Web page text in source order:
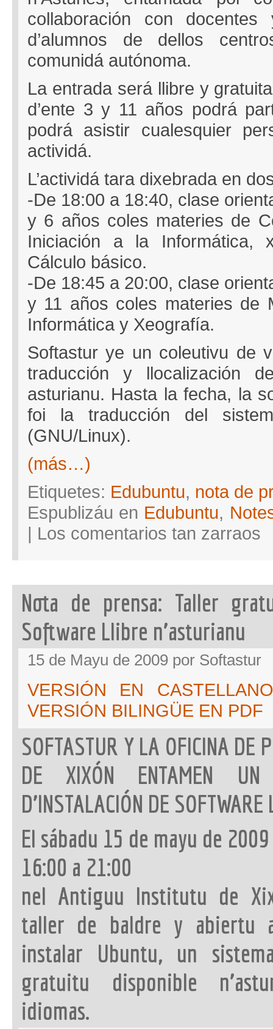
collaboración con
d’alumnos de dellos
comunidá autónoma.
La entrada será llibre y
d’ente 3 y 11 años podrá
podrá asistir cualesquier
actividá.
L’actividá tara dixebrada en
-De 18:00 a 18:40, clase
y 6 años coles materies de
Iniciación a la Informática,
Cálculo básico.
-De 18:45 a 20:00, clase
y 11 años coles materies de
Informática y Xeografía.
Softastur ye un coleutivu de
traducción y llocalización
asturianu. Hasta la fecha, la
foi la traducción del
(GNU/Linux).
(más…)
Etiquetes: Edubuntu, nota de
Espublizáu en Edubuntu,
| Los comentarios tan zarraos
Nota de prensa: Taller
Software Llibre n’asturianu
15 de Mayu de 2009 por Softastur
VERSIÓN EN CASTELLANO
VERSIÓN BILINGÜE EN PDF
SOFTASTUR Y LA OFICINA DE
DE XIXÓN ENTAMEN UN
D’INSTALACIÓN DE
El sábadu 15 de mayu de
16:00 a 21:00
nel Antiguu Institutu de
taller de baldre y abiertu
instalar Ubuntu, un
gratuitu disponible
idiomas.